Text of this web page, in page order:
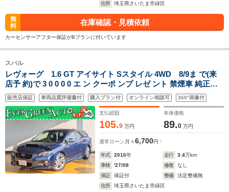
住所
埼玉県さいたま市緑区
無
料
在庫確認・見積依頼
カーセンサーアフター保証がBプランに付いています
スバル
レヴォーグ 1.6 GT アイサイト Sスタイル 4WD 8/9ま で(来
店予 約)で 3 0 0 0 0 エ ン クーポ ンプ レゼ ント 禁煙車 純正メ
モリナビ 衝突軽減ブレーキ サイド/バックカメラ ETC2.0 車線
逸脱警報 Bluetooth パワーシート アダプティブクルコン
販売店保証 車両品質評価書付 購入プラン付 オンライン相談可 360°画像付
支払総額
105.9 万円
本体価格
89.0 万円
通常ローン 月々6,700円
年式 2016年 走行 3.4万km
車検
'27/08 修復
なし
保証
保証付 整備
法定整備無
住所
埼玉県さいたま市緑区